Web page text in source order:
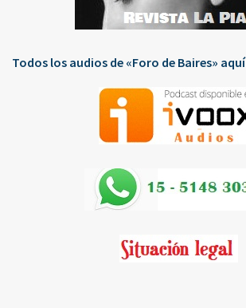
Todos los audios de «Foro de Baires» aquí